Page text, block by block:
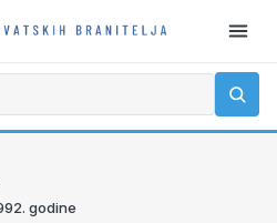
godine